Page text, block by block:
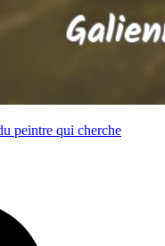
peintre qui cherche